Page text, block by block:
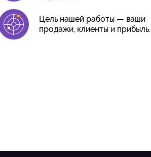
Цель нашей работы — ваши
продажи, клиенты и прибыль.